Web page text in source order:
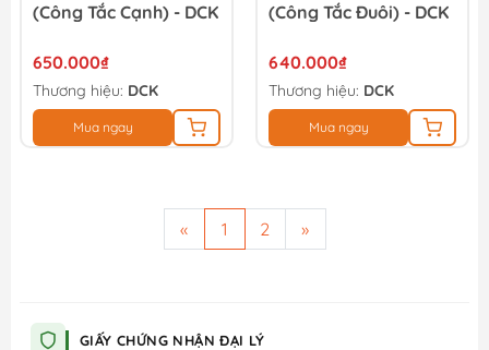
(công Tắc Cạnh) - DCK
650.000₫
Thương hiệu: DCK
Mua ngay
(công Tắc Đuôi) - DCK
640.000₫
Thương hiệu: DCK
Mua ngay
« 1 2 »
GIẤY CHỨNG NHẬN ĐẠI LÝ